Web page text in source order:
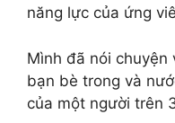
năng lực của ứng
Mình đã nói chuyện
bạn bè trong và
của một người trên